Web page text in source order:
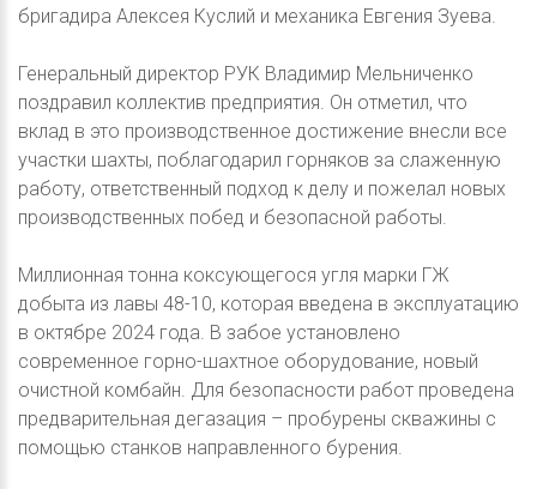
бригадира Алексея Куслий и механика Евгения Зуева.
Генеральный директор РУК Владимир Мельниченко
поздравил коллектив предприятия. Он отметил, что
вклад в это производственное достижение внесли все
участки шахты, поблагодарил горняков за слаженную
работу, ответственный подход к делу и пожелал новых
производственных побед и безопасной работы.
Миллионная тонна коксующегося угля марки ГЖ
добыта из лавы 48-10, которая введена в эксплуатацию
в октябре 2024 года. В забое установлено
современное горно-шахтное оборудование, новый
очистной комбайн. Для безопасности работ проведена
предварительная дегазация – пробурены скважины с
помощью станков направленного бурения.